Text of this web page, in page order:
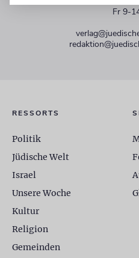
Fr 9-
RESSORTS
Politik
Jüdische Welt
Israel
Unsere Woche
Kultur
Religion
Gemeinden